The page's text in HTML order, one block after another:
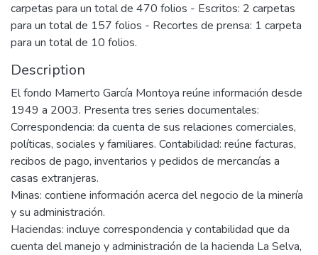
carpetas para un total de 470 folios - Escritos: 2 carpetas
para un total de 157 folios - Recortes de prensa: 1 carpeta
para un total de 10 folios.
Description
El fondo Mamerto García Montoya reúne información desde
1949 a 2003. Presenta tres series documentales:
Correspondencia: da cuenta de sus relaciones comerciales,
políticas, sociales y familiares. Contabilidad: reúne facturas,
recibos de pago, inventarios y pedidos de mercancías a
casas extranjeras.
Minas: contiene información acerca del negocio de la minería
y su administración.
Haciendas: incluye correspondencia y contabilidad que da
cuenta del manejo y administración de la hacienda La Selva,